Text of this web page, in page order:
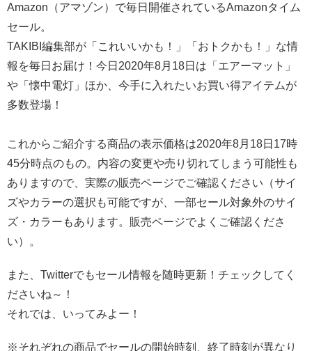
Amazon（アマゾン）で毎日開催されているAmazonタイム
セール。
TAKIBI編集部が「これいいかも！」「おトクかも！」な情
報を毎日お届け！今日2020年8月18日は「エアーマット」
や「懐中電灯」ほか、今手に入れたいお買い得アイテムが
多数登場！
これからご紹介する商品の表示価格は2020年8月18日17時
45分時点のもの。内容の変更や売り切れてしまう可能性も
ありますので、実際の販売ページでご確認ください（サイ
ズやカラーの選択も可能ですが、一部セール対象外のサイ
ズ・カラーもあります。販売ページでよくご確認くださ
い）。
また、Twitterでもセール情報を随時更新！チェックしてく
ださいね～！
それでは、いってみよー！
※それぞれの商品でセールの開始時刻、終了時刻が異なり